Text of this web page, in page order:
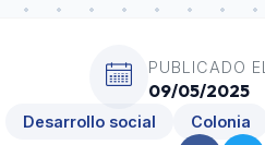
PUBLICADO EL
09/05/2025
Desarrollo social Colonia